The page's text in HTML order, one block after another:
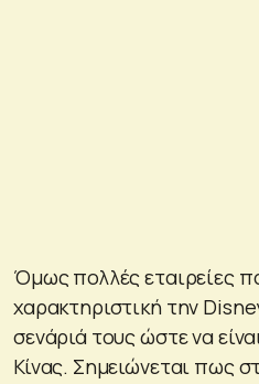
Όμως πολλές εταιρείες
χαρακτηριστική την
σενάριά τους ώστε να
Κίνας. Σημειώνεται πως